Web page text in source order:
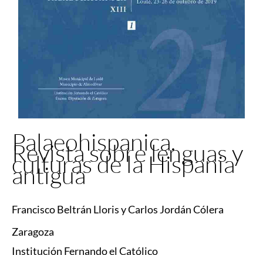
Palaeohispanica.
Revista sobre lenguas y
culturas de la Hispania
antigua
Francisco Beltrán Lloris y Carlos Jordán Cólera
Zaragoza
Institución Fernando el Católico